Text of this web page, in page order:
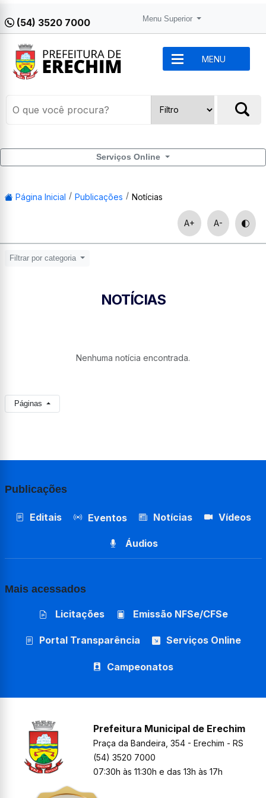
(54) 3520 7000 Menu Superior
MENU
Serviços Online
Página Inicial Publicações Notícias
A+ A-
Filtrar por categoria
NOTÍCIAS
Nenhuma notícia encontrada.
Páginas
Publicações
Editais Eventos Notícias Vídeos
Áudios
Mais acessados
Licitações Emissão NFSe/CFSe
Portal Transparência Serviços Online
Campeonatos
Prefeitura Municipal de Erechim
Praça da Bandeira, 354 - Erechim - RS
(54) 3520 7000
07:30h às 11:30h e das 13h às 17h